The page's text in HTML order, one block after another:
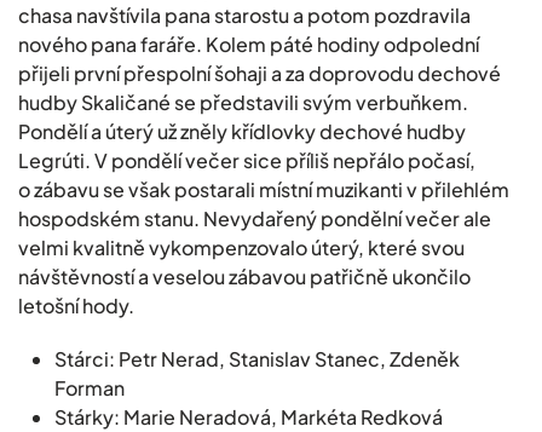
chasa navštívila pana starostu a potom pozdravila
nového pana faráře. Kolem páté hodiny odpolední
přijeli první přespolní šohaji a za doprovodu dechové
hudby Skaličané se představili svým verbuňkem.
Pondělí a úterý už zněly křídlovky dechové hudby
Legrúti. V pondělí večer sice příliš nepřálo počasí,
o zábavu se však postarali místní muzikanti v přilehlém
hospodském stanu. Nevydařený pondělní večer ale
velmi kvalitně vykompenzovalo úterý, které svou
návštěvností a veselou zábavou patřičně ukončilo
letošní hody.
Stárci: Petr Nerad, Stanislav Stanec, Zdeněk
Forman
Stárky: Marie Neradová, Markéta Redková